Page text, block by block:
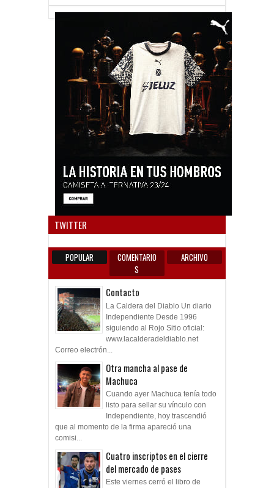
TWITTER
POPULAR
COMENTARIO
S
ARCHIVO
Contacto
La Caldera del Diablo Un diario
Independiente Desde 1996
siguiendo al Rojo Sitio oficial:
www.lacalderadeldiablo.net
Correo electrón...
Otra mancha al pase de
Machuca
Cuando ayer Machuca tenía todo
listo para sellar su vínculo con
Independiente, hoy trascendió
que al momento de la firma apareció una
comisi...
Cuatro inscriptos en el cierre
del mercado de pases
Este viernes cerró el libro de